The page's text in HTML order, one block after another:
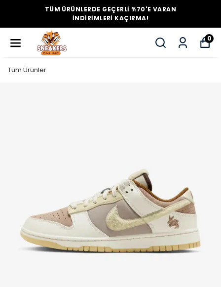
TÜM ÜRÜNLERDE GEÇERLİ %70'E VARAN
İNDİRİMLERİ KAÇIRMA!
0
Tüm Ürünler